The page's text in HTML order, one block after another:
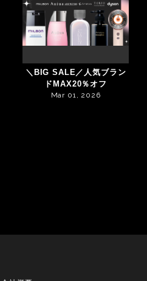
＼BIG SALE／人気ブラン
ドMAX20％オフ
Mar 01, 2026